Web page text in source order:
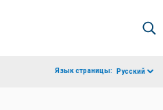
Язык страницы: Русский